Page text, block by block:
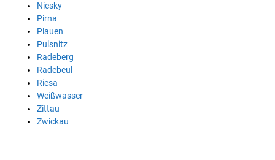
Niesky
Pirna
Plauen
Pulsnitz
Radeberg
Radebeul
Riesa
Weißwasser
Zittau
Zwickau